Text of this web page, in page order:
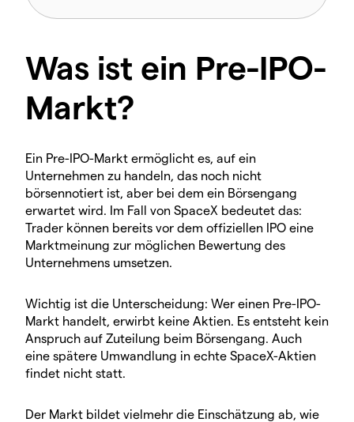
Was ist ein Pre-IPO-
Markt?
Ein Pre-IPO-Markt ermöglicht es, auf ein
Unternehmen zu handeln, das noch nicht
börsennotiert ist, aber bei dem ein Börsengang
erwartet wird. Im Fall von SpaceX bedeutet das:
Trader können bereits vor dem offiziellen IPO eine
Marktmeinung zur möglichen Bewertung des
Unternehmens umsetzen.
Wichtig ist die Unterscheidung: Wer einen Pre-IPO-
Markt handelt, erwirbt keine Aktien. Es entsteht kein
Anspruch auf Zuteilung beim Börsengang. Auch
eine spätere Umwandlung in echte SpaceX-Aktien
findet nicht statt.
Der Markt bildet vielmehr die Einschätzung ab, wie